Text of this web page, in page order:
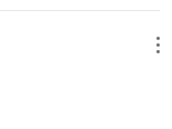
시작해서 르장드르
그들의 논지
신의 생각을 더하고
기 보다는 그들의